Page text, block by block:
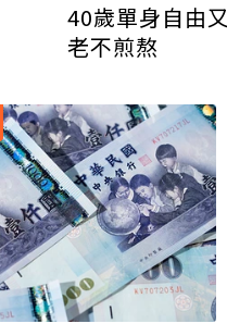
40歲單身自由
老不煎熬